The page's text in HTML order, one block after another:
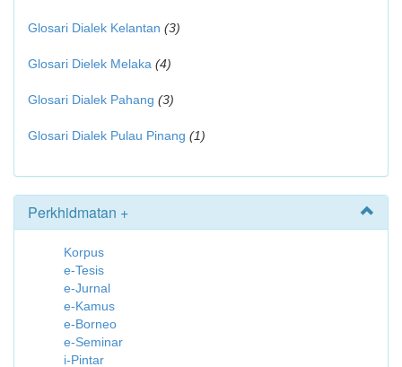
Glosari Dialek Kelantan (3)
Glosari Dielek Melaka (4)
Glosari Dialek Pahang (3)
Glosari Dialek Pulau Pinang (1)
Perkhidmatan +
Korpus
e-Tesis
e-Jurnal
e-Kamus
e-Borneo
e-Seminar
i-Pintar